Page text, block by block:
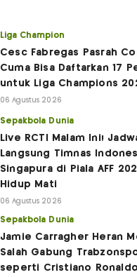
Liga Champion
Cesc Fabregas Pasrah
Cuma Bisa Daftarkan 17
untuk Liga Champions
06 Agustus 2026
Sepakbola Dunia
Live RCTI Malam Ini!
Langsung Timnas
Singapura di Piala AFF
Hidup Mati
06 Agustus 2026
Sepakbola Dunia
Jamie Carragher Heran
Salah Gabung
seperti Cristiano